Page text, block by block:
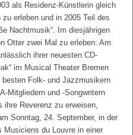
als Residenz-Künstlerin gleich
erleben und in 2005 Teil des
Nachtmusik“. Im diesjährigen
Otter zwei Mal zu erleben: Am
ihrer neuesten CD-
im Musical Theater Bremen
besten Folk- und Jazzmusikern
Mitgliedern und -Songwritern
ihre Reverenz zu erweisen,
Sonntag, 24. September, in der
du Louvre in einer